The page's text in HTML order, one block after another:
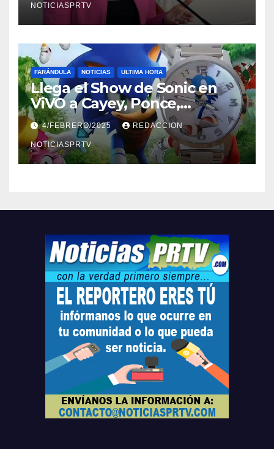
NOTICIASPRTV
FARÁNDULA NOTICIAS ULTIMA HORA
Llega el Show de Sonic en
ViVO a Cayey, Ponce,
Barceloneta y Humacao,
Relojes gratis para el que
compre ahora….
4/FEBRERO/2025 REDACCION
NOTICIASPRTV